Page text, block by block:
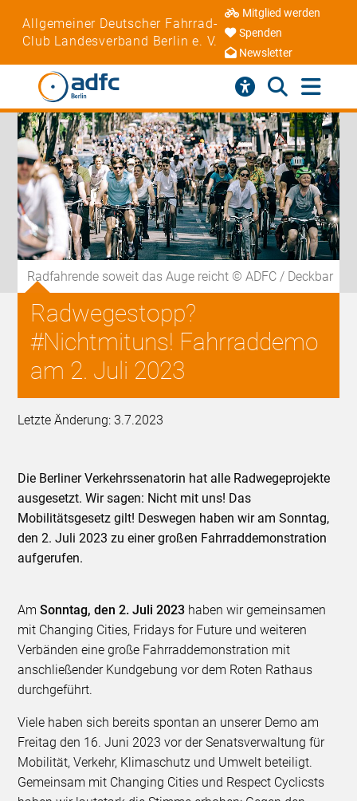
Allgemeiner Deutscher Fahrrad-
Club Landesverband Berlin e. V.
Mitglied werden
Spenden
Newsletter
Radfahrende soweit das Auge reicht © ADFC / Deckbar
Radwegestopp?
#Nichtmituns! Fahrraddemo
am 2. Juli 2023
Letzte Änderung: 3.7.2023
Die Berliner Verkehrssenatorin hat alle Radwegeprojekte
ausgesetzt. Wir sagen: Nicht mit uns! Das
Mobilitätsgesetz gilt! Deswegen haben wir am Sonntag,
den 2. Juli 2023 zu einer großen Fahrraddemonstration
aufgerufen.
AmSonntag, den 2. Juli 2023 haben wir gemeinsamen
mit Changing Cities, Fridays for Future und weiteren
Verbänden eine große Fahrraddemonstration mit
anschließender Kundgebung vor dem Roten Rathaus
durchgeführt.
Viele haben sich bereits spontan an unserer Demo am
Freitag den 16. Juni 2023 vor der Senatsverwaltung für
Mobilität, Verkehr, Klimaschutz und Umwelt beteiligt.
Gemeinsam mit Changing Cities und Respect Cyclicsts